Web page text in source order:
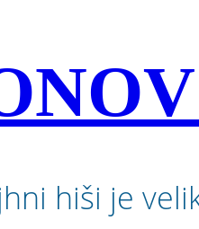
hiši je